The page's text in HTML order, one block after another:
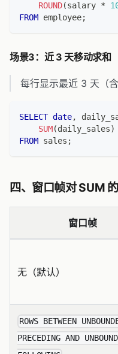
ROUND(salary *
FROM employee;
场景3：近 3 天移动求和
每行显示最近 3 天（
SELECT date,
SUM(daily_sales)
FROM sales ;
四、窗口帧对 SUM
窗口帧
无（默认）
ROWS BETWEEN
PRECEDING AND